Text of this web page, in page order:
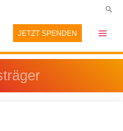
JETZT SPENDEN